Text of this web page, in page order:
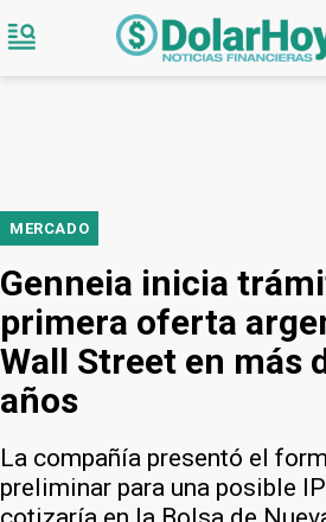
MERCADO
Genneia inicia
primera oferta
Wall Street en más
años
La compañía presentó el
preliminar para una posible